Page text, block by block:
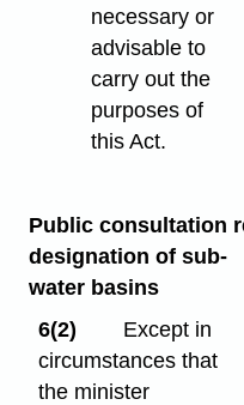
necessary or
advisable to
carry out the
purposes of
this Act.
Public consultation
designation of sub-
water basins
6(2)
Except in
circumstances that
the minister